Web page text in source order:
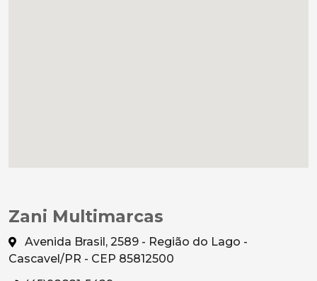
Zani Multimarcas
Avenida Brasil, 2589 - Região do Lago -
Cascavel/PR - CEP 85812500